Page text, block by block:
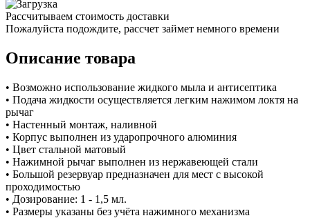
Рассчитываем стоимость доставки
Пожалуйста подождите, рассчет займет немного времени
Описание товара
• Возможно использование жидкого мыла и антисептика
• Подача жидкости осуществляется легким нажимом локтя на
рычаг
• Настенный монтаж, наливной
• Корпус выполнен из ударопрочного алюминия
• Цвет стальной матовый
• Нажимной рычаг выполнен из нержавеющей стали
• Большой резервуар предназначен для мест с высокой
проходимостью
• Дозирование: 1 - 1,5 мл.
• Размеры указаны без учёта нажимного механизма